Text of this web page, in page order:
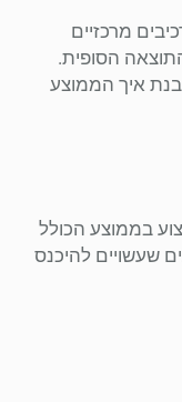
מרכזיים
הסופית.
איך הממוצע
בממוצע הכולל
שעשויים להיכנס